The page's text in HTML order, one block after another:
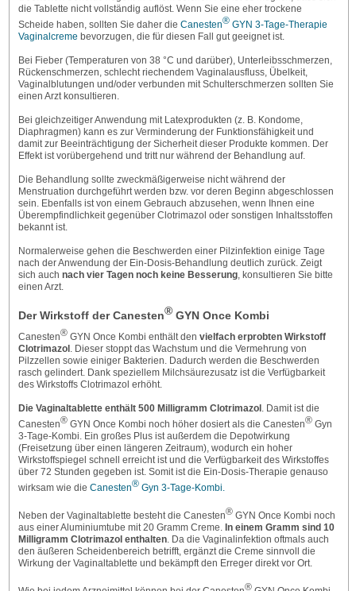
die Tablette nicht vollständig auflöst. Wenn Sie eine eher trockene
Scheide haben, sollten Sie daher die Canesten®GYN 3-Tage-Therapie
Vaginalcreme bevorzugen, die für diesen Fall gut geeignet ist.
Bei Fieber (Temperaturen von 38 °C und darüber), Unterleibsschmerzen,
Rückenschmerzen, schlecht riechendem Vaginalausfluss, Übelkeit,
Vaginalblutungen und/oder verbunden mit Schulterschmerzen sollten Sie
einen Arzt konsultieren.
Bei gleichzeitiger Anwendung mit Latexprodukten (z. B. Kondome,
Diaphragmen) kann es zur Verminderung der Funktionsfähigkeit und
damit zur Beeinträchtigung der Sicherheit dieser Produkte kommen. Der
Effekt ist vorübergehend und tritt nur während der Behandlung auf.
Die Behandlung sollte zweckmäßigerweise nicht während der
Menstruation durchgeführt werden bzw. vor deren Beginn abgeschlossen
sein. Ebenfalls ist von einem Gebrauch abzusehen, wenn Ihnen eine
Überempfindlichkeit gegenüber Clotrimazol oder sonstigen Inhaltsstoffen
bekannt ist.
Normalerweise gehen die Beschwerden einer Pilzinfektion einige Tage
nach der Anwendung der Ein-Dosis-Behandlung deutlich zurück. Zeigt
sich auch nach vier Tagen noch keine Besserung, konsultieren Sie bitte
einen Arzt.
Der Wirkstoff der Canesten®GYN Once Kombi
Canesten®GYN Once Kombi enthält den vielfach erprobten Wirkstoff
Clotrimazol . Dieser stoppt das Wachstum und die Vermehrung von
Pilzzellen sowie einiger Bakterien. Dadurch werden die Beschwerden
rasch gelindert. Dank speziellem Milchsäurezusatz ist die Verfügbarkeit
des Wirkstoffs Clotrimazol erhöht.
Die Vaginaltablette enthält 500 Milligramm Clotrimazol . Damit ist die
Canesten®GYN Once Kombi noch höher dosiert als die Canesten®Gyn
3-Tage-Kombi. Ein großes Plus ist außerdem die Depotwirkung
(Freisetzung über einen längeren Zeitraum), wodurch ein hoher
Wirkstoffspiegel schnell erreicht ist und die Verfügbarkeit des Wirkstoffes
über 72 Stunden gegeben ist. Somit ist die Ein-Dosis-Therapie genauso
wirksam wie die Canesten®Gyn 3-Tage-Kombi.
Neben der Vaginaltablette besteht die Canesten®GYN Once Kombi noch
aus einer Aluminiumtube mit 20 Gramm Creme. In einem Gramm sind 10
Milligramm Clotrimazol enthalten. Da die Vaginalinfektion oftmals auch
den äußeren Scheidenbereich betrifft, ergänzt die Creme sinnvoll die
Wirkung der Vaginaltablette und bekämpft den Erreger direkt vor Ort.
®